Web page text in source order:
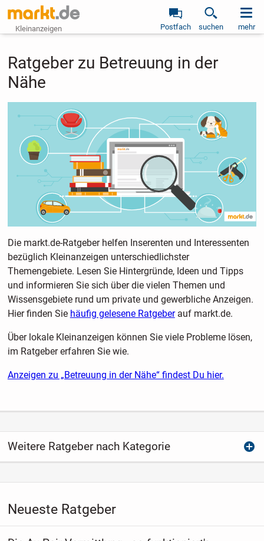
Kleinanzeigen Postfach suchen mehr
Ratgeber zu Betreuung in der
Nähe
Die markt.de-Ratgeber helfen Inserenten und Interessenten
bezüglich Kleinanzeigen unterschiedlichster
Themengebiete. Lesen Sie Hintergründe, Ideen und Tipps
und informieren Sie sich über die vielen Themen und
Wissensgebiete rund um private und gewerbliche Anzeigen.
Hier finden Sie häufig gelesene Ratgeberauf markt.de.
Über lokale Kleinanzeigen können Sie viele Probleme lösen,
im Ratgeber erfahren Sie wie.
Anzeigen zu „Betreuung in der Nähe“ findest Du hier.
Weitere Ratgeber nach Kategorie
Neueste Ratgeber